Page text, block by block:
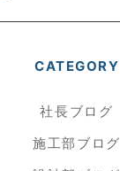
CATEGORY
社長ブログ
施工部ブログ